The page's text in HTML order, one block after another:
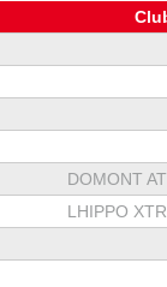
DOMONT
LHIPPO